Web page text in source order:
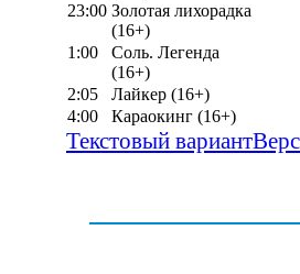
23:00 Золотая лихорадка
(16+)
1:00
Соль. Легенда
(16+)
2:05
Лайкер (16+)
4:00
Караокинг (16+)
Текстовый вариант